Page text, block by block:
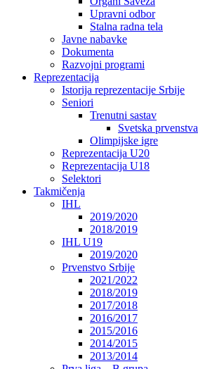
Upravni odbor
Stalna radna tela
Javne nabavke
Dokumenta
Razvojni programi
Reprezentacija
Istorija reprezentacije Srbije
Seniori
Trenutni sastav
Svetska prvenstva
Olimpijske igre
Reprezentacija U20
Reprezentacija U18
Selektori
Takmičenja
IHL
2019/2020
2018/2019
IHL U19
2019/2020
Prvenstvo Srbije
2021/2022
2018/2019
2017/2018
2016/2017
2015/2016
2014/2015
2013/2014